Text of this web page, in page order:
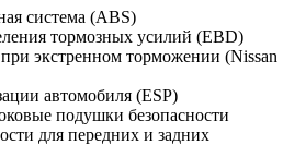
система (ABS)
тормозных усилий (EBD)
экстренном торможении (Nissan
автомобиля (ESP)
подушки безопасности
для передних и задних